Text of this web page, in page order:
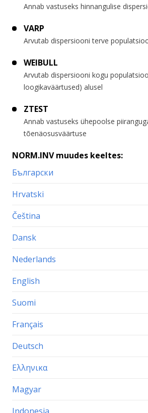
Annab vastuseks hinnangulise
VARP
Arvutab dispersiooni terve
WEIBULL
Arvutab dispersiooni kogu
loogikaväärtused) alusel
ZTEST
Annab vastuseks ühepoolse
tõenäosusväärtuse
NORM.INV muudes keeltes:
Български
Hrvatski
Čeština
Dansk
Nederlands
English
Suomi
Français
Deutsch
Ελληνικα
Magyar